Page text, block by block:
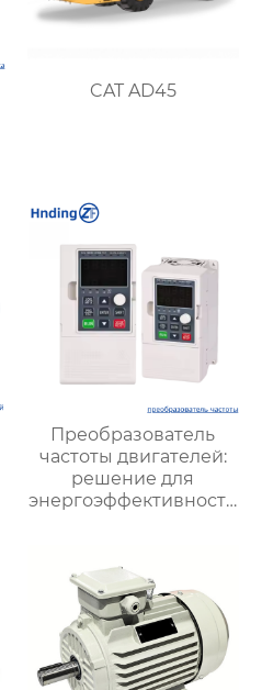
CAT AD45
Преобразователь
частоты двигателей:
решение для
энергоэффективности